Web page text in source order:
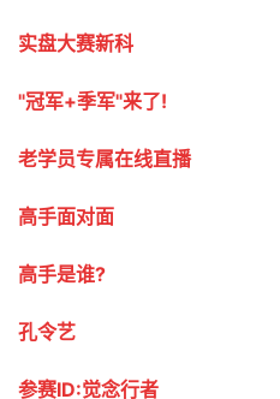
实盘大赛新科
"冠军+季军"来了!
老学员专属在线直播
高手面对面
高手是谁?
孔令艺
参赛ID:觉念行者